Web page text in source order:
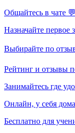
Общайтесь в чате 💬
Назначайте первое
Выбирайте по
Рейтинг и отзывы
Занимайтесь где
Онлайн, у себя
Бесплатно для